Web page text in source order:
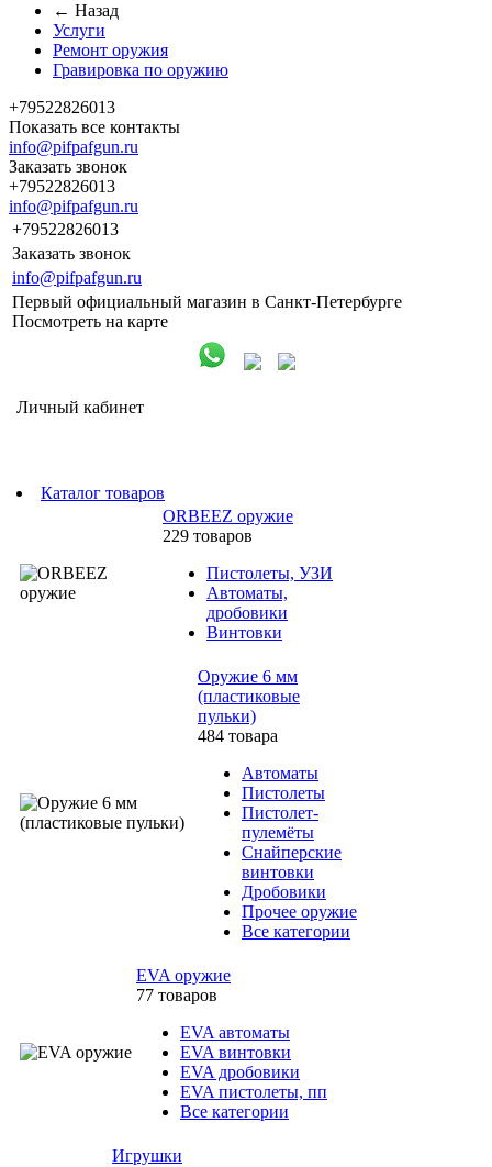
← Назад
Услуги
Ремонт оружия
Гравировка по оружию
+79522826013
Показать все контакты
info@pifpafgun.ru
Заказать звонок
+79522826013
info@pifpafgun.ru
+79522826013
Заказать звонок
info@pifpafgun.ru
Первый официальный магазин в Санкт-Петербурге
Посмотреть на карте
Личный кабинет
Каталог товаров
ORBEEZ оружие
229 товаров
Пистолеты, УЗИ
Автоматы,
дробовики
Винтовки
Оружие 6 мм
(пластиковые
пульки)
484 товара
Автоматы
Пистолеты
Пистолет-
пулемёты
Снайперские
винтовки
Дробовики
Прочее оружие
Все категории
EVA оружие
77 товаров
EVA автоматы
EVA винтовки
EVA дробовики
EVA пистолеты, пп
Все категории
Игрушки